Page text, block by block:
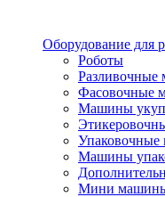
Оборудование для
Роботы
Фасовочные
Машины
Машины
Мини